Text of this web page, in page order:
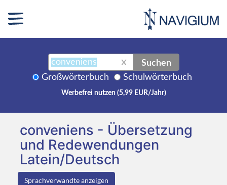
X Suchen
Großwörterbuch Schulwörterbuch
Werbefrei nutzen (5,99 EUR/Jahr)
conveniens - Übersetzung
und Redewendungen
Latein/Deutsch
Sprachverwandte anzeigen